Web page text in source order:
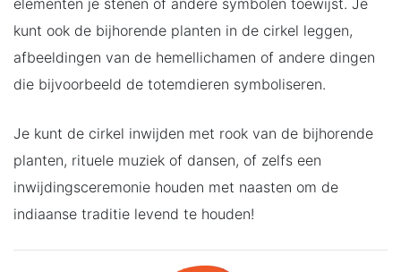
kunt ook de bijhorende planten in de cirkel leggen,
afbeeldingen van de hemellichamen of andere dingen
die bijvoorbeeld de totemdieren symboliseren.
Je kunt de cirkel inwijden met rook van de bijhorende
planten, rituele muziek of dansen, of zelfs een
inwijdingsceremonie houden met naasten om de
indiaanse traditie levend te houden!